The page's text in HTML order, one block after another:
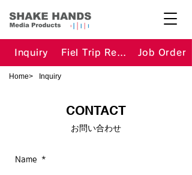
Inquiry Job Order
Home> Inquiry
CONTACT
お問い合わせ
Name